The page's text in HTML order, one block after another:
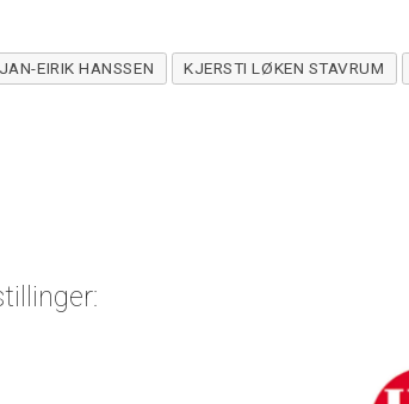
JAN-EIRIK HANSSEN KJERSTI LØKEN STAVRUM